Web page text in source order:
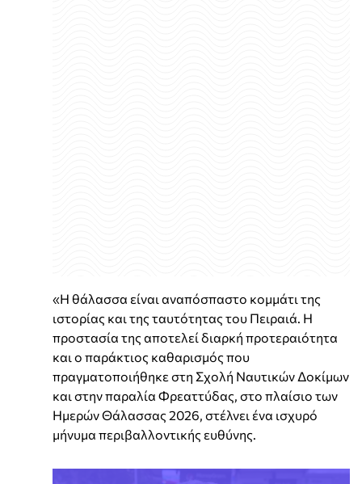
«Η θάλασσα είναι αναπόσπαστο κομμάτι της
ιστορίας και της ταυτότητας του Πειραιά. Η
προστασία της αποτελεί διαρκή προτεραιότητα
και ο παράκτιος καθαρισμός που
πραγματοποιήθηκε στη Σχολή Ναυτικών Δοκίμων
και στην παραλία Φρεαττύδας, στο πλαίσιο των
Ημερών Θάλασσας 2026, στέλνει ένα ισχυρό
μήνυμα περιβαλλοντικής ευθύνης.